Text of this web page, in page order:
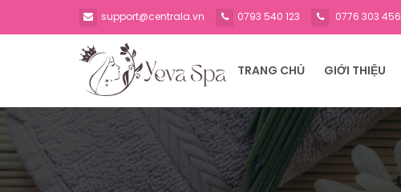
support@centrala.vn 0793 540 123 0776 303 456
TRANG CHỦ GIỚI THIỆU